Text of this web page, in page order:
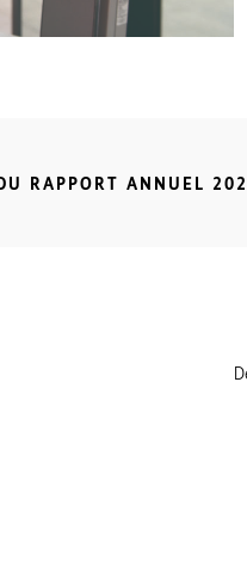
RAPPORT ANNUEL